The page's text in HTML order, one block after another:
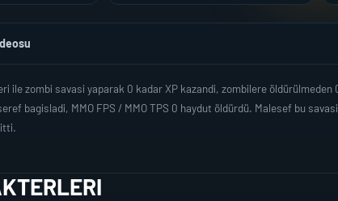
ile zombi savasi yaparak 0 kadar XP kazandi, zombilere
bagisladi, MMO FPS / MMO TPS 0 haydut öldürdü. Malesef bu